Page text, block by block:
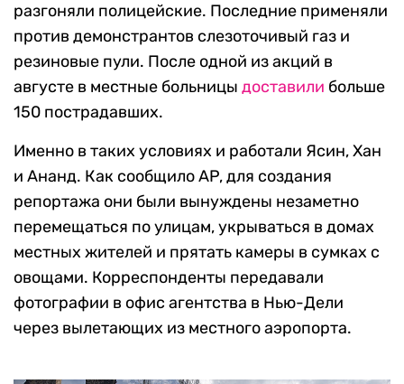
разгоняли полицейские. Последние применяли
против демонстрантов слезоточивый газ и
резиновые пули. После одной из акций в
августе в местные больницы доставили больше
150 пострадавших.
Именно в таких условиях и работали Ясин, Хан
и Ананд. Как сообщило AP, для создания
репортажа они были вынуждены незаметно
перемещаться по улицам, укрываться в домах
местных жителей и прятать камеры в сумках с
овощами. Корреспонденты передавали
фотографии в офис агентства в Нью-Дели
через вылетающих из местного аэропорта.